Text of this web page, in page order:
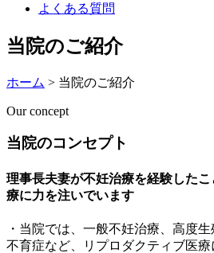
よくある質問
当院のご紹介
ホーム > 当院のご紹介
Our concept
当院のコンセプト
理事長夫妻が不妊治療を経験した
療に力を注いでいます
・当院では、一般不妊治療、高度
不育症など、リプロダクティブ医